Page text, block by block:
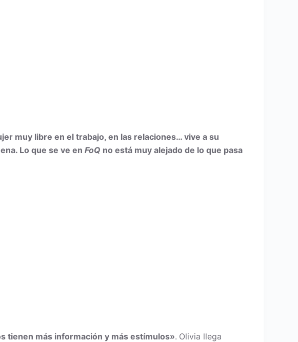
muy libre en el trabajo, en las relaciones… vive a su
Lo que se ve enFoQ no está muy alejado de lo que pasa
tienen más información y más estímulos». Olivia llega